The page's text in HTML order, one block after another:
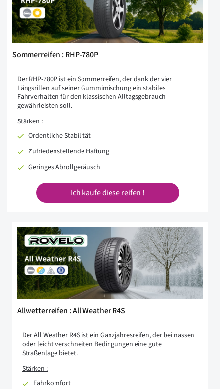
Sommerreifen : RHP-780P
Der RHP-780P ist ein Sommerreifen, der dank der vier
Längsrillen auf seiner Gummimischung ein stabiles
Fahrverhalten für den klassischen Alltagsgebrauch
gewährleisten soll.
Stärken :
Ordentliche Stabilität
Zufriedenstellende Haftung
Geringes Abrollgeräusch
Ich kaufe diese reifen !
Allwetterreifen : All Weather R4S
DerAll Weather R4S ist ein Ganzjahresreifen, der bei nassen
oder leicht verschneiten Bedingungen eine gute
Straßenlage bietet.
Stärken :
Fahrkomfort